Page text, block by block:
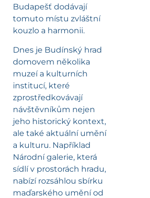
Budapešť dodávají
tomuto místu zvláštní
kouzlo a harmonii.
Dnes je Budínský hrad
domovem několika
muzeí a kulturních
institucí, které
zprostředkovávají
návštěvníkům nejen
jeho historický kontext,
ale také aktuální umění
a kulturu. Například
Národní galerie, která
sídlí v prostorách hradu,
nabízí rozsáhlou sbírku
maďarského umění od